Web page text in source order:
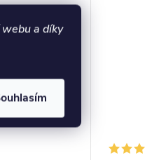
a díky